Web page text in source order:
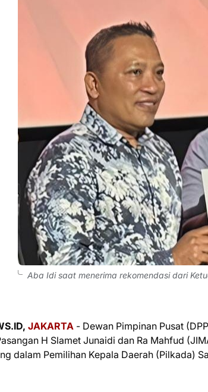
Aba Idi saat menerima rekomendasi dari
JAKARTA - Dewan Pimpinan Pusat
H Slamet Junaidi dan Ra Mahfud
dalam Pemilihan Kepala Daerah (Pilkada)